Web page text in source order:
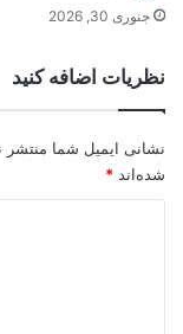
جنوری 30, 2026
نظریات اضافه کنید
نشانی ایمیل شما منتشر
شده‌اند *